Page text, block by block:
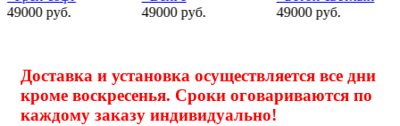
49000 руб.
49000 руб.
Доставка и установка осуществляется все дни
кроме воскресенья. Сроки оговариваются по
каждому заказу индивидуально!